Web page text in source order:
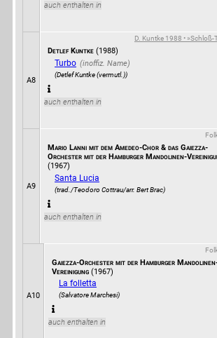
auch enthalten in
A8
D. Kuntke 1988 • »Schloß-
Detlef Kuntke (1988)
Turbo
(Detlef Kuntke (vermutl.))
auch enthalten in
A9
Mario Lanni mit dem Amedeo-Chor & das Gaiezza-
Orchester mit der Hamburger Mandolinen-
(1967)
Santa Lucia
(trad./Teodoro Cottrau/arr. Bert Brac)
auch enthalten in
A10
Gaiezza-Orchester mit der Hamburger
Vereinigung (1967)
La folletta
(Salvatore Marchesi)
auch enthalten in